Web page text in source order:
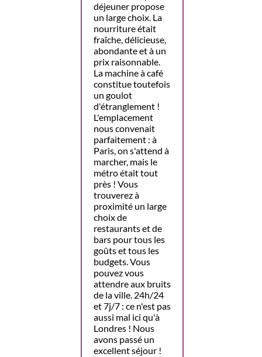
déjeuner propose
un large choix. La
nourriture était
fraîche, délicieuse,
abondante et à un
prix raisonnable.
La machine à café
constitue toutefois
un goulot
d'étranglement !
L'emplacement
nous convenait
parfaitement : à
Paris, on s'attend à
marcher, mais le
métro était tout
près ! Vous
trouverez à
proximité un large
choix de
restaurants et de
bars pour tous les
goûts et tous les
budgets. Vous
pouvez vous
attendre aux bruits
de la ville. 24h/24
et 7j/7 : ce n'est pas
aussi mal ici qu'à
Londres ! Nous
avons passé un
excellent séjour !